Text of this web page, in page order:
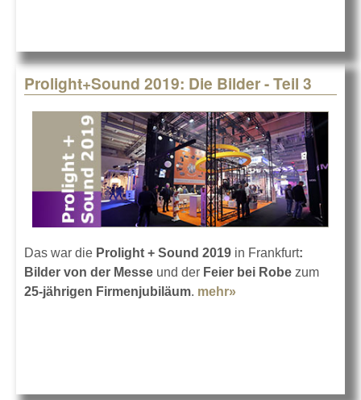
Prolight+Sound 2019: Die Bilder - Teil 3
Das war die Prolight + Sound 2019 in Frankfurt:
Bilder von der Messe und der Feier bei Robe zum
25-jährigen Firmenjubiläum. mehr»